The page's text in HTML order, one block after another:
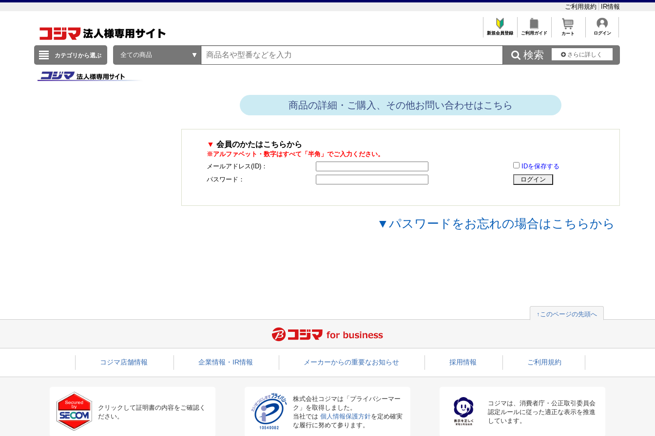
ご利用規約 IR情報
新規会員登録 ご利用ガイド カート ログイン
カテゴリから選ぶ 全ての商品  検索 さらに詳しく
商品の詳細・ご購入、その他お問い合わせはこちら
▼ 会員のかたはこちらから
※アルファベット・数字はすべて「半角」でご入力ください。
メールアドレス(ID)：
IDを保存する
パスワード：
▼パスワードをお忘れの場合はこちらから
↑このページの先頭へ
コジマ店舗情報 企業情報・IR情報 メーカーからの重要なお知らせ 採用情報 ご利用規約
クリックして証明書の内容をご確認く
ださい。
株式会社コジマは「プライバシーマー
ク」を取得しました。
当社では 個人情報保護方針を定め確実
な履行に努めて参ります。
コジマは、消費者庁・公正取引委員会
認定ルールに従った適正な表示を推進
しています。